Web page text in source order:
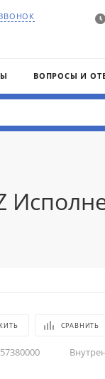
ВОПРОСЫ И
СРАВНИТЬ